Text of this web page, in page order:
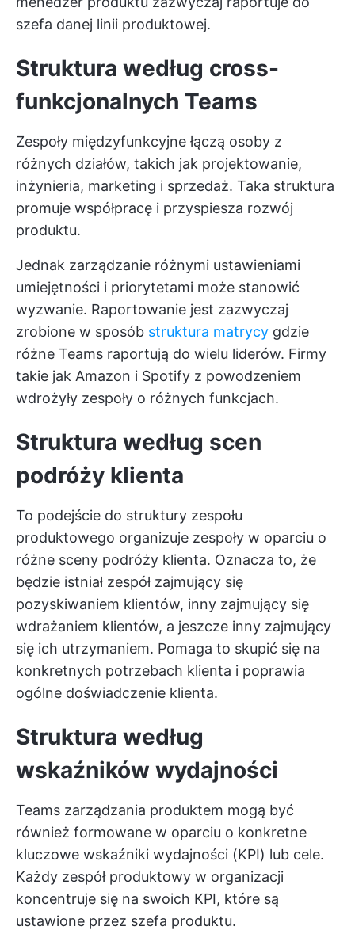
szefa danej linii produktowej.
Struktura według cross-
funkcjonalnych Teams
Zespoły międzyfunkcyjne łączą osoby z
różnych działów, takich jak projektowanie,
inżynieria, marketing i sprzedaż. Taka struktura
promuje współpracę i przyspiesza rozwój
produktu.
Jednak zarządzanie różnymi ustawieniami
umiejętności i priorytetami może stanowić
wyzwanie. Raportowanie jest zazwyczaj
zrobione w sposób struktura matrycy gdzie
różne Teams raportują do wielu liderów. Firmy
takie jak Amazon i Spotify z powodzeniem
wdrożyły zespoły o różnych funkcjach.
Struktura według scen
podróży klienta
To podejście do struktury zespołu
produktowego organizuje zespoły w oparciu o
różne sceny podróży klienta. Oznacza to, że
będzie istniał zespół zajmujący się
pozyskiwaniem klientów, inny zajmujący się
wdrażaniem klientów, a jeszcze inny zajmujący
się ich utrzymaniem. Pomaga to skupić się na
konkretnych potrzebach klienta i poprawia
ogólne doświadczenie klienta.
Struktura według
wskaźników wydajności
Teams zarządzania produktem mogą być
również formowane w oparciu o konkretne
kluczowe wskaźniki wydajności (KPI) lub cele.
Każdy zespół produktowy w organizacji
koncentruje się na swoich KPI, które są
ustawione przez szefa produktu.